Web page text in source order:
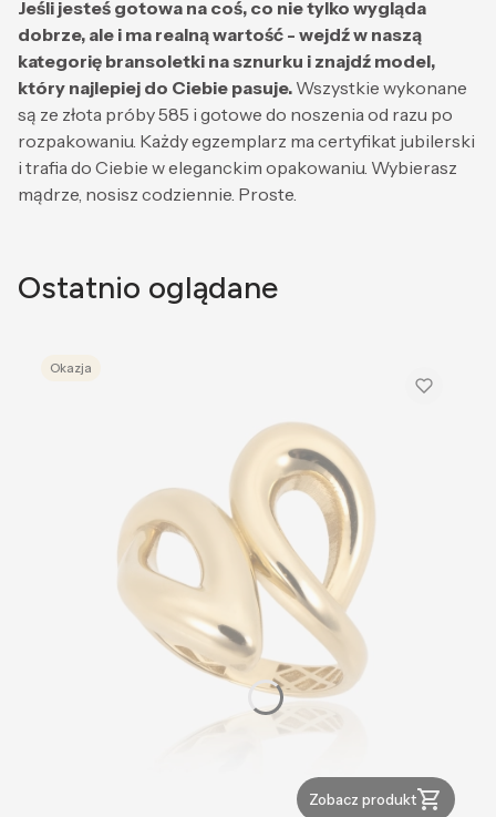
Jeśli jesteś gotowa na coś, co nie tylko wygląda
dobrze, ale i ma realną wartość - wejdź w naszą
kategorię bransoletki na sznurku i znajdź model,
który najlepiej do Ciebie pasuje. Wszystkie wykonane
są ze złota próby 585 i gotowe do noszenia od razu po
rozpakowaniu. Każdy egzemplarz ma certyfikat jubilerski
i trafia do Ciebie w eleganckim opakowaniu. Wybierasz
mądrze, nosisz codziennie. Proste.
Ostatnio oglądane
Okazja
Zobacz produkt